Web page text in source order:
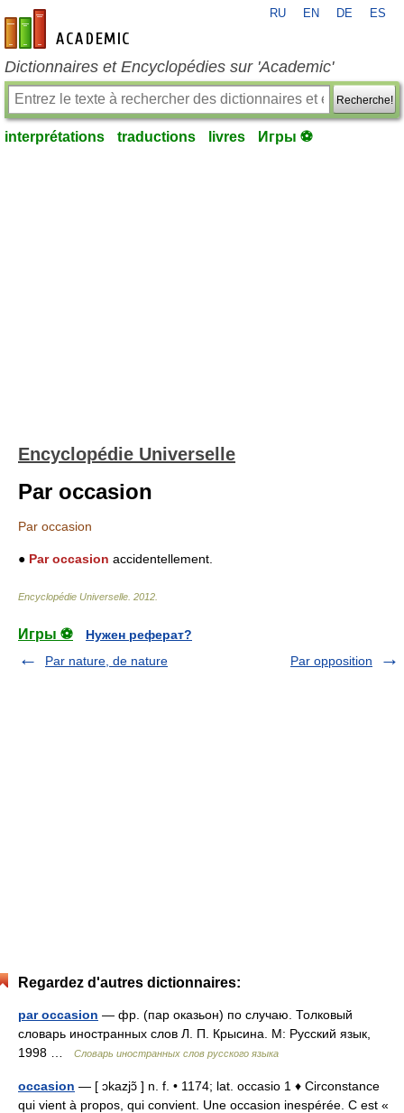
fr-academic.com
RU EN DE ES
Dictionnaires et Encyclopédies sur 'Academic'
Recherche!
interprétations traductions livres Игры ⚽
Encyclopédie Universelle
Par occasion
Par occasion
● Par occasion accidentellement.
Encyclopédie Universelle 2012
Игры ⚽
Нужен реферат?
Par nature, de nature
Par opposition
Regardez d'autres dictionnaires:
par occasion — фр. (пар оказьон) по случаю. Толковый
словарь иностранных слов Л. П. Крысина. М: Русский язык,
1998 …
Словарь иностранных слов русского языка
occasion — [ ɔkazjɔ̃ ] n. f. • 1174; lat. occasio 1 ♦ Circonstance
qui vient à propos, qui convient. Une occasion inespérée. C est «